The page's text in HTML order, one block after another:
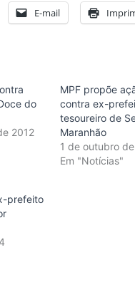
E-mail
do
2012
MPF propõe
contra ex-
tesoureiro de
Maranhão
1 de outubro
Em "Notícias"
prefeito